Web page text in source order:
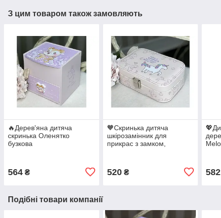
З цим товаром також замовляють
🔥Дерев'яна дитяча
скринька Оленятко
бузкова
564 ₴
🧡Скринька дитяча
шкірозамінник для
прикрас з замком,
520₴ 582
Подібні товари компанії